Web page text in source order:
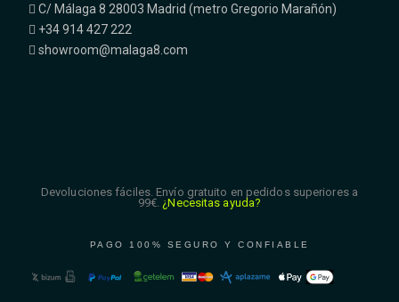
C/ Málaga 8 28003 Madrid (metro Gregorio Marañón)
+34 914 427 222
showroom@malaga8.com
Devoluciones fáciles. Envío gratuito en pedidos superiores a
99€. ¿Necesitas ayuda?
PAGO 100% SEGURO Y CONFIABLE